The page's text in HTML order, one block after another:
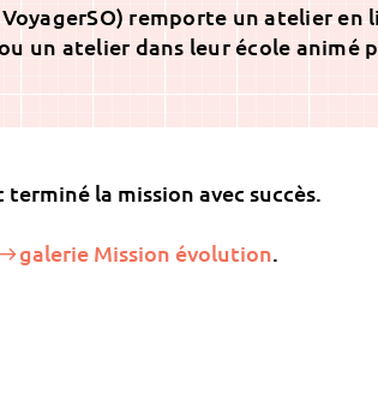
remporte un atelier en
un atelier dans leur école animé
terminé la mission avec succès.
galerie Mission évolution.